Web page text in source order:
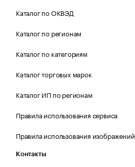
Каталог по ОКВЭД
Каталог по регионам
Каталог по категориям
Каталог торговых марок
Каталог ИП по регионам
Правила использования сервиса
Правила использования изображений
Контакты